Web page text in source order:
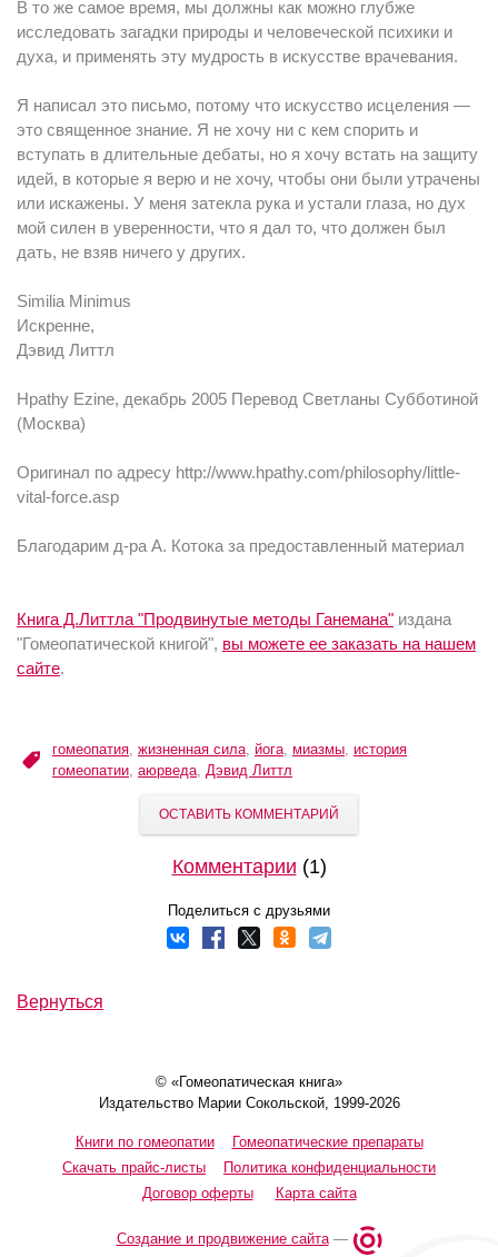
В то же самое время, мы должны как можно глубже
исследовать загадки природы и человеческой психики и
духа, и применять эту мудрость в искусстве врачевания.
Я написал это письмо, потому что искусство исцеления —
это священное знание. Я не хочу ни с кем спорить и
вступать в длительные дебаты, но я хочу встать на защиту
идей, в которые я верю и не хочу, чтобы они были утрачены
или искажены. У меня затекла рука и устали глаза, но дух
мой силен в уверенности, что я дал то, что должен был
дать, не взяв ничего у других.
Similia Minimus
Искренне,
Дэвид Литтл
Hpathy Ezine, декабрь 2005 Перевод Светланы Субботиной
(Москва)
Оригинал по адресу http://www.hpathy.com/philosophy/little-
vital-force.asp
Благодарим д-ра А. Котока за предоставленный материал
Книга Д.Литтла "Продвинутые методы Ганемана" издана
"Гомеопатической книгой", вы можете ее заказать на нашем
сайте.
гомеопатия, жизненная сила, йога, миазмы, история
гомеопатии, аюрведа, Дэвид Литтл
ОСТАВИТЬ КОММЕНТАРИЙ
Комментарии (1)
Поделиться с друзьями
Вернуться
© «Гомеопатическая книга»
Издательство Марии Сокольской, 1999-2026
Книги по гомеопатии
Гомеопатические препараты
Скачать прайс-листы
Политика конфиденциальности
Договор оферты
Карта сайта
Создание и продвижение сайта—